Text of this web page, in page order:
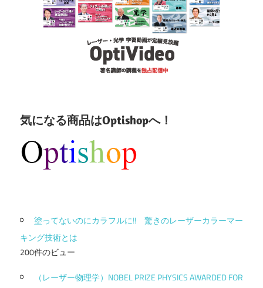
気になる商品はOptishopへ！
塗ってないのにカラフルに!! 驚きのレーザーカラーマー
キング技術とは
200件のビュー
（レーザー物理学）NOBEL PRIZE PHYSICS AWARDED FOR